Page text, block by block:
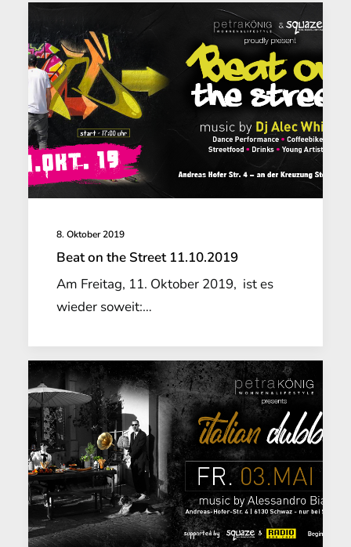
8. Oktober 2019
Beat on the Street 11.10.2019
Am Freitag, 11. Oktober 2019, ist es
wieder soweit:…